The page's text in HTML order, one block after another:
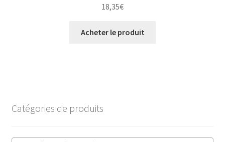
18,35€
Acheter le produit
Catégories de produits